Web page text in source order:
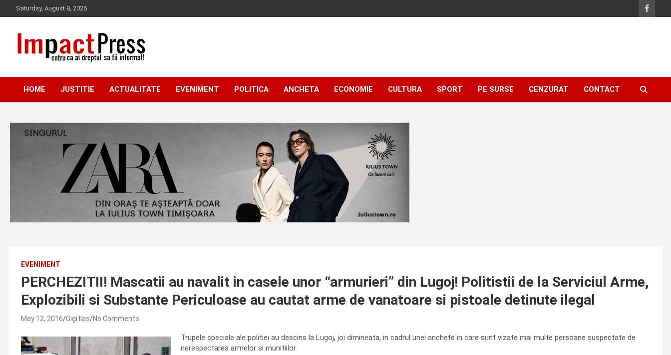
to
Saturday, August 8, 2026
IMPACTPRESS
HOME JUSTITIE ACTUALITATE EVENIMENT POLITICA ANCHETA ECONOMIE CULTURA SPORT PE SURSE CENZURAT CONTACT
EVENIMENT
PERCHEZITII! Mascatii au navalit in casele unor “armurieri” din Lugoj! Politistii de la Serviciul Arme,
Explozibili si Substante Periculoase au cautat arme de vanatoare si pistoale detinute ilegal
May 12, 2016 Gigi Ilas No Comments
Trupele speciale ale politiei au descins la Lugoj, joi dimineata, in cadrul unei anchete in care sunt vizate mai multe persoane suspectate de
nerespectarea armelor si munitiilor.